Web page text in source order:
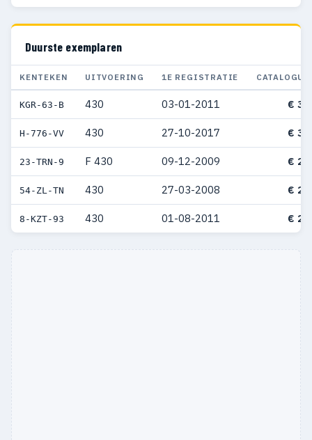
Duurste exemplaren
KENTEKEN UITVOERING 1E REGISTRATIE
KGR-63-B 430 03-01-2011 €
H-776-VV 430 27-10-2017 €
23-TRN-9 F 430 09-12-2009 €
54-ZL-TN 430 27-03-2008 €
8-KZT-93 430 01-08-2011 €